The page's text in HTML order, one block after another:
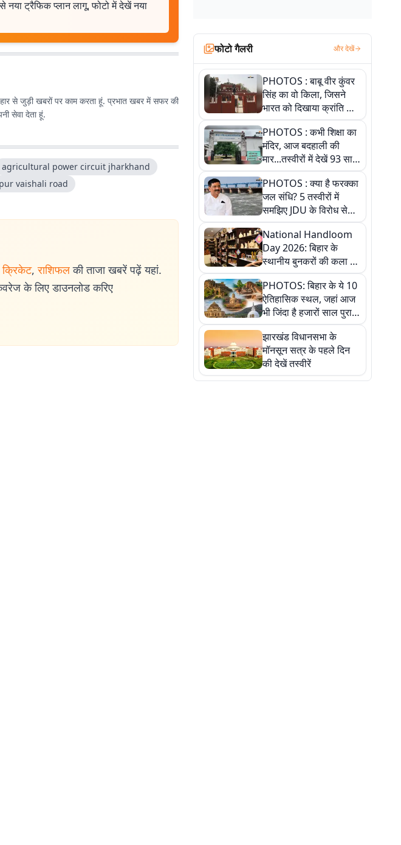
नया ट्रैफिक प्लान लागू, फोटो में देखें नया
से जुड़ी खबरों पर काम करता हूं. प्रभात खबर में सफर की
अपनी सेवा देता हूं.
agricultural power circuit jharkhand
vaishali road
क्रिकेट, राशिफल की ताजा खबरें पढ़ें यहां.
के लिए डाउनलोड करिए
फोटो गैलरी और देखें
PHOTOS : बाबू वीर कुंवर
सिंह का वो किला, जिसने
भारत को दिखाया क्रांति का
रास्ता: तस्वीरों में देखिए
PHOTOS : कभी शिक्षा का
मंदिर, आज बदहाली की
मार...तस्वीरों में देखें 93 साल
पुराने इस हाई स्कूल की
हकीकत
PHOTOS : क्या है फरक्का
जल संधि? 5 तस्वीरों में
समझिए JDU के विरोध से
लेकर बिहार पर असर तक
पूरी कहानी
National Handloom
Day 2026: बिहार के
स्थानीय बुनकरों की कला को
सलाम, तस्वीरों में देखें
हस्तकरघा की समृद्ध परंपरा
PHOTOS: बिहार के ये 10
ऐतिहासिक स्थल, जहां आज
भी जिंदा है हजारों साल पुराना
इतिहास, एक बार जरूर घूमिए
झारखंड विधानसभा के
मॉनसून सत्र के पहले दिन
की देखें तस्वीरें